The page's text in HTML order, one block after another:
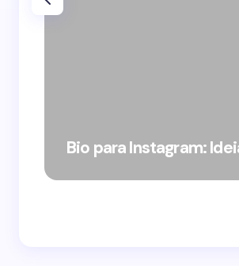
Bio para Instagram: